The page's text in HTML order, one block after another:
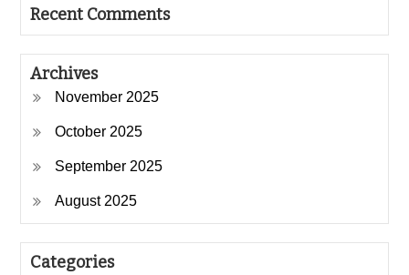
Recent Comments
Archives
November 2025
October 2025
September 2025
August 2025
Categories